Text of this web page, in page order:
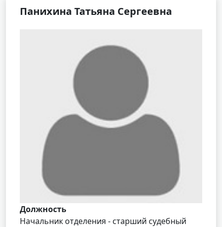
Панихина Татьяна Сергеевна
Должность
Начальник отделения - старший судебный